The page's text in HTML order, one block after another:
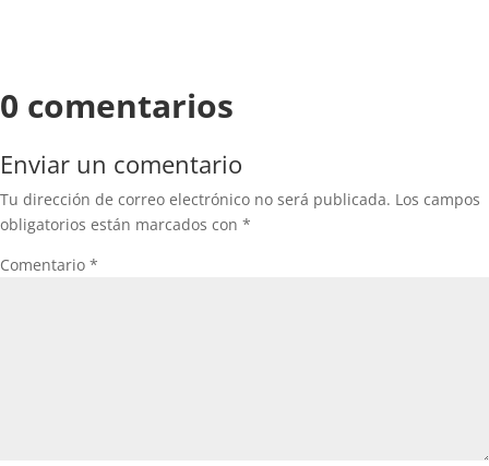
0 comentarios
Enviar un comentario
Tu dirección de correo electrónico no será publicada. Los campos
obligatorios están marcados con *
Comentario *